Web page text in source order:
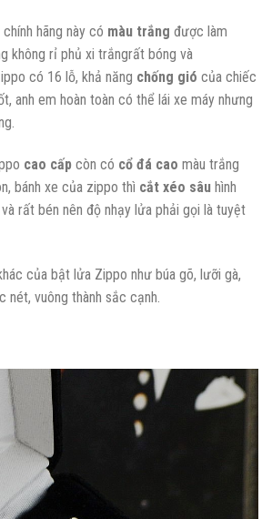
hãng này có màu trắng được làm
không rỉ phủ xi trắngrất bóng và
có 16 lỗ, khả năng chống gió của chiếc
anh em hoàn toàn có thể lái xe máy nhưng
cao cấp còn có cổ đá cao màu trắng
bánh xe của zippo thì cắt xéo sâu hình
rất bén nên độ nhạy lửa phải gọi là tuyệt
của bật lửa Zippo như búa gõ, lưỡi gà,
vuông thành sắc cạnh.